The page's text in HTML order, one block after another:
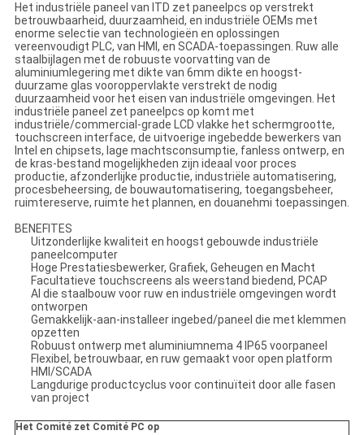
Het industriële paneel van ITD zet paneelpcs op verstrekt
betrouwbaarheid, duurzaamheid, en industriële OEMs met
enorme selectie van technologieën en oplossingen
vereenvoudigt PLC, van HMI, en SCADA-toepassingen. Ruw alle
staalbijlagen met de robuuste voorvatting van de
aluminiumlegering met dikte van 6mm dikte en hoogst-
duurzame glas vooroppervlakte verstrekt de nodig
duurzaamheid voor het eisen van industriële omgevingen. Het
industriële paneel zet paneelpcs op komt met
industriële/commercial-grade LCD vlakke het schermgrootte,
touchscreen interface, de uitvoerige ingebedde bewerkers van
Intel en chipsets, lage machtsconsumptie, fanless ontwerp, en
de kras-bestand mogelijkheden zijn ideaal voor proces
productie, afzonderlijke productie, industriële automatisering,
procesbeheersing, de bouwautomatisering, toegangsbeheer,
ruimtereserve, ruimte het plannen, en douanehmi toepassingen.
BENEFITES
Uitzonderlijke kwaliteit en hoogst gebouwde industriële
paneelcomputer
Hoge Prestatiesbewerker, Grafiek, Geheugen en Macht
Facultatieve touchscreens als weerstand biedend, PCAP
Al die staalbouw voor ruw en industriële omgevingen wordt
ontworpen
Gemakkelijk-aan-installeer ingebed/paneel die met klemmen
opzetten
Robuust ontwerp met aluminiumnema 4 IP65 voorpaneel
Flexibel, betrouwbaar, en ruw gemaakt voor open platform
HMI/SCADA
Langdurige productcyclus voor continuïteit door alle fasen
van project
Het Comité zet Comité PC op